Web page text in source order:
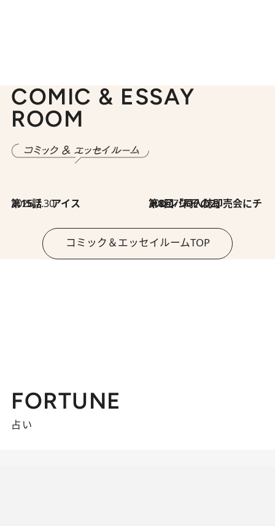
COMIC & ESSAY
ROOM
2026.7.30
第15話 アイス 2026.7.30
第8回「同人誌即売会にチャレンジ その2」
コミック＆エッセイルームTOP
FORTUNE
占い